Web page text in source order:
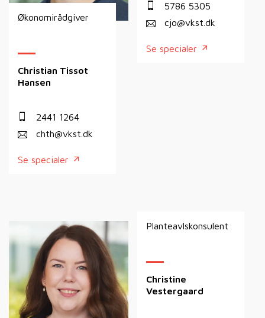
Økonomirådgiver
Christian Tissot
Hansen
2441 1264
chth@vkst.dk
Se specialer
5786 5305
cjo@vkst.dk
Se specialer
Planteavlskonsulent
Christine
Vestergaard